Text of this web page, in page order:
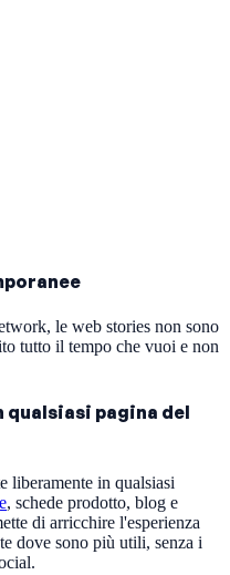
le web stories non sono
tutto il tempo che vuoi e non
pagina del
liberamente in qualsiasi
, schede prodotto, blog e
di arricchire l'esperienza
dove sono più utili, senza i